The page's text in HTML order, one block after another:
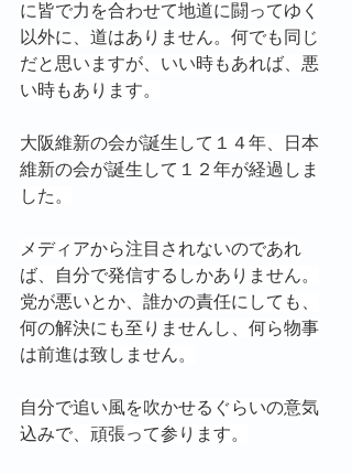
に皆で力を合わせて地道に闘ってゆく
以外に、道はありません。何でも同じ
だと思いますが、いい時もあれば、悪
い時もあります。
大阪維新の会が誕生して１４年、日本
維新の会が誕生して１２年が経過しま
した。
メディアから注目されないのであれ
ば、自分で発信するしかありません。
党が悪いとか、誰かの責任にしても、
何の解決にも至りませんし、何ら物事
は前進は致しません。
自分で追い風を吹かせるぐらいの意気
込みで、頑張って参ります。